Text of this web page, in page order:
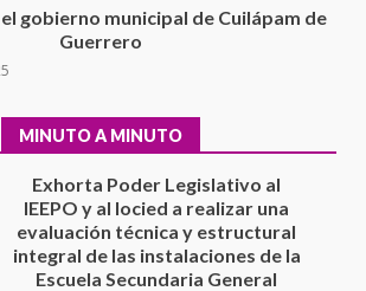
gobierno municipal de Cuilápam de
Guerrero
MINUTO A MINUTO
Exhorta Poder Legislativo al
Escuela Secundaria General
Moisés Sáenz Garza
5 agosto 2026
Ciudad Salud: justicia social para
Oaxaca
5 agosto 2026